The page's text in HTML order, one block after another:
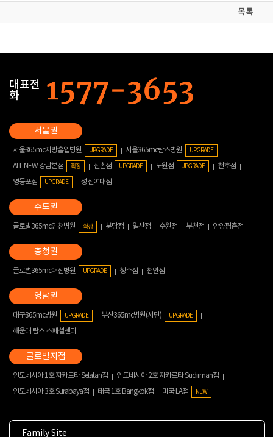
목록
대표전
화
서울365mc지방흡입병원 UPGRADE 서울365mc람스병원 UPGRADE
ALL NEW 강남본점 확장 신촌점 UPGRADE 노원점 UPGRADE
천호점
영등포점
UPGRADE 성신여대점
글로벌365mc인천병원 확장 분당점 일산점 수원점 부천점 안양평촌점
글로벌365mc대전병원 UPGRADE 청주점 천안점
대구365mc병원 UPGRADE 부산365mc병원(서면) UPGRADE
해운대 람스 스페셜센터
인도네시아 1호 자카르타 Selatan점
인도네시아 2호 자카르타 Sudirman점
인도네시아 3호 Surabaya점
태국 1호 Bangkok점 미국 LA점 NEW
Family Site